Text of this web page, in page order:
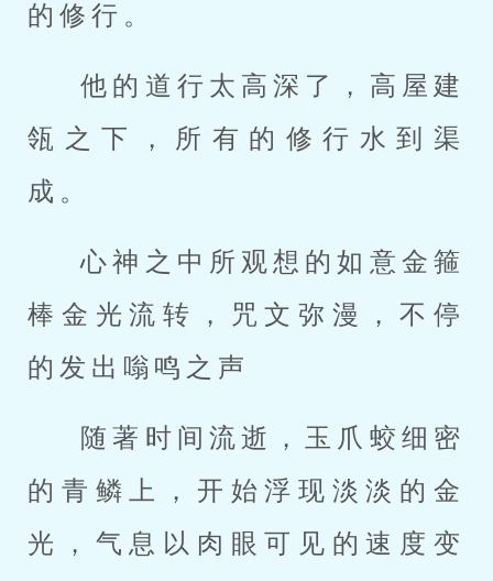
的修行。
他的道行太高深了，高屋建
瓴之下，所有的修行水到渠
成。
心神之中所观想的如意金箍
棒金光流转，咒文弥漫，不停
的发出嗡鸣之声
随著时间流逝，玉爪蛟细密
的青鳞上，开始浮现淡淡的金
光，气息以肉眼可见的速度变